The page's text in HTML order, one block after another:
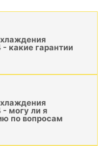
- какие гарантии
- могу ли я
по вопросам